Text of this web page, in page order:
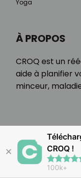
À PROPOS
CROQ est un
aide à planifier
minceur,
Yoga
✕
CROQ !
100k+